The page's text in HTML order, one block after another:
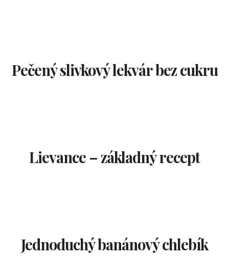
Pečený slivkový lekvár bez cukru
Lievance – základný recept
Jednoduchý banánový chlebík